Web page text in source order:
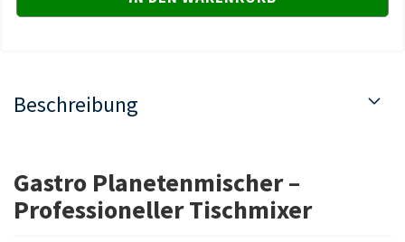
Beschreibung
Gastro Planetenmischer –
Professioneller Tischmixer